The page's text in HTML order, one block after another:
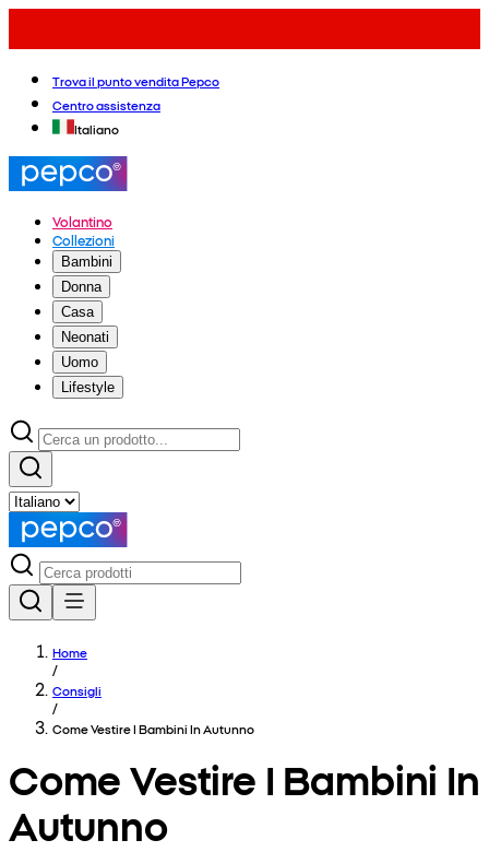
Trova il punto vendita Pepco
Centro assistenza
Italiano
Volantino
Collezioni
Bambini
Donna
Casa
Neonati
Uomo
Lifestyle
Home
/
Consigli
/
Come Vestire I Bambini In Autunno
Come Vestire I Bambini In
Autunno